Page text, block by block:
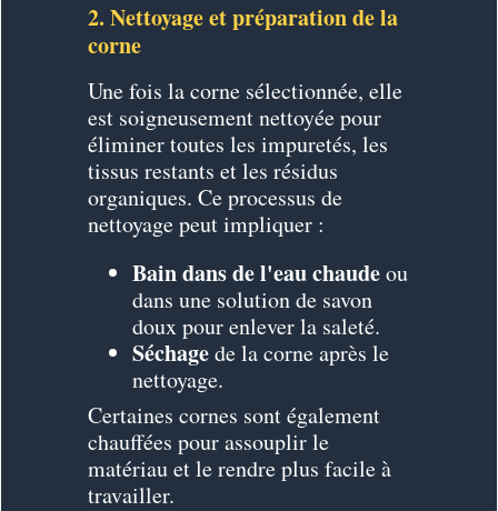
2. Nettoyage et préparation de la
corne
Une fois la corne sélectionnée, elle
est soigneusement nettoyée pour
éliminer toutes les impuretés, les
tissus restants et les résidus
organiques. Ce processus de
nettoyage peut impliquer :
Bain dans de l'eau chaudeou
dans une solution de savon
doux pour enlever la saleté.
Séchagede la corne après le
nettoyage.
Certaines cornes sont également
chauffées pour assouplir le
matériau et le rendre plus facile à
travailler.